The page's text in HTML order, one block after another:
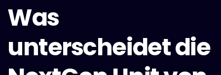
Was
unterscheidet die